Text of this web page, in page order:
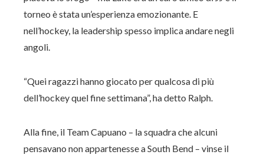
torneo è stata un’esperienza emozionante. E
nell’hockey, la leadership spesso implica andare negli
angoli.
“Quei ragazzi hanno giocato per qualcosa di più
dell’hockey quel fine settimana”, ha detto Ralph.
Alla fine, il Team Capuano – la squadra che alcuni
pensavano non appartenesse a South Bend – vinse il